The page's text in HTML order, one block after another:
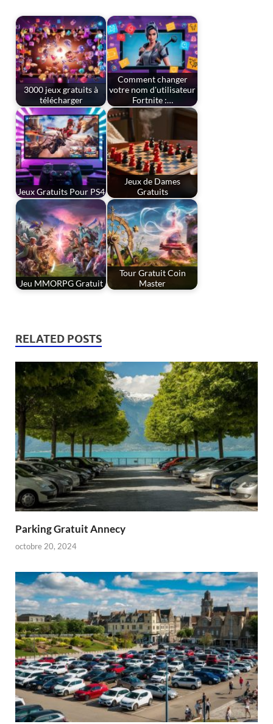
3000 jeux gratuits à
télécharger
Comment changer
votre nom d'utilisateur
Fortnite :…
Jeux Gratuits Pour PS4
Jeux de Dames
Gratuits
Jeu MMORPG Gratuit
Tour Gratuit Coin
Master
RELATED POSTS
Parking Gratuit Annecy
octobre 20, 2024